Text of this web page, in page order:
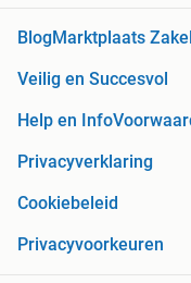
BlogMarktplaats
Veilig en Succesvol
Help en Info
Privacyverklaring
Cookiebeleid
Privacyvoorkeuren